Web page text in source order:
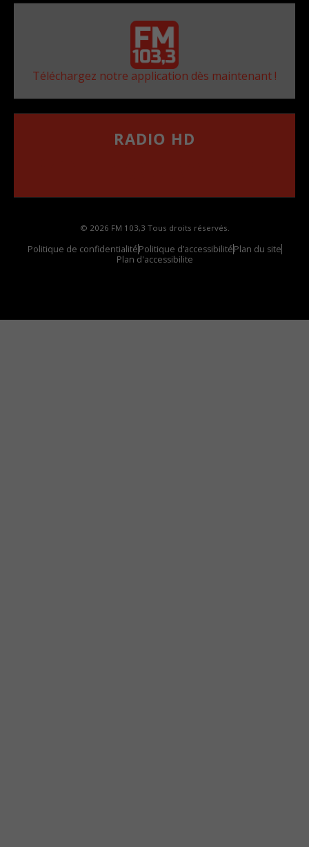
Téléchargez notre application dès maintenant !
RADIO HD
© 2026 FM 103,3 Tous droits réservés.
Politique de confidentialitéPolitique d’accessibilitéPlan du site
Plan d'accessibilite